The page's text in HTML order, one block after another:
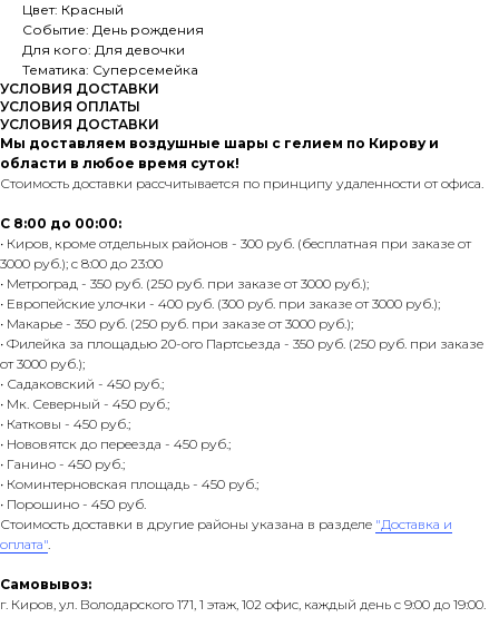
Цвет: Красный
Событие: День рождения
Для кого: Для девочки
Тематика: Суперсемейка
УСЛОВИЯ ДОСТАВКИ
УСЛОВИЯ ОПЛАТЫ
УСЛОВИЯ ДОСТАВКИ
Мы доставляем воздушные шары с гелием по Кирову и
области в любое время суток!
Стоимость доставки рассчитывается по принципу удаленности от офиса.
С 8:00 до 00:00:
• Киров, кроме отдельных районов - 300 руб. (бесплатная при заказе от
3000 руб.); с 8:00 до 23:00
• Метроград - 350 руб. (250 руб. при заказе от 3000 руб.);
• Европейские улочки - 400 руб. (300 руб. при заказе от 3000 руб.);
• Макарье - 350 руб. (250 руб. при заказе от 3000 руб.);
• Филейка за площадью 20-ого Партсьезда - 350 руб. (250 руб. при заказе
от 3000 руб.);
• Садаковский - 450 руб.;
• Мк. Северный - 450 руб.;
• Катковы - 450 руб.;
• Нововятск до переезда - 450 руб.;
• Ганино - 450 руб.;
• Коминтерновская площадь - 450 руб.;
• Порошино - 450 руб.
Стоимость доставки в другие районы указана в разделе "Доставка и
оплата".
Самовывоз:
г. Киров, ул. Володарского 171, 1 этаж, 102 офис, каждый день с 9:00 до 19:00.